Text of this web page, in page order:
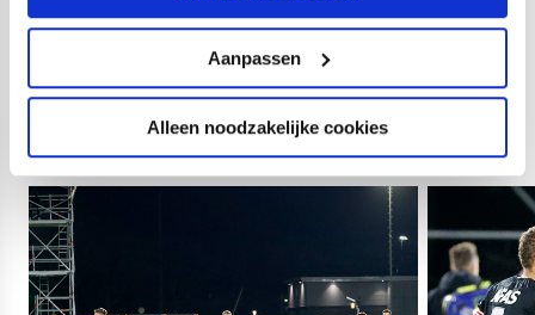
Aanpassen
Alleen noodzakelijke cookies